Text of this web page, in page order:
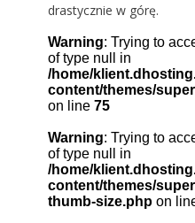
drastycznie w górę.